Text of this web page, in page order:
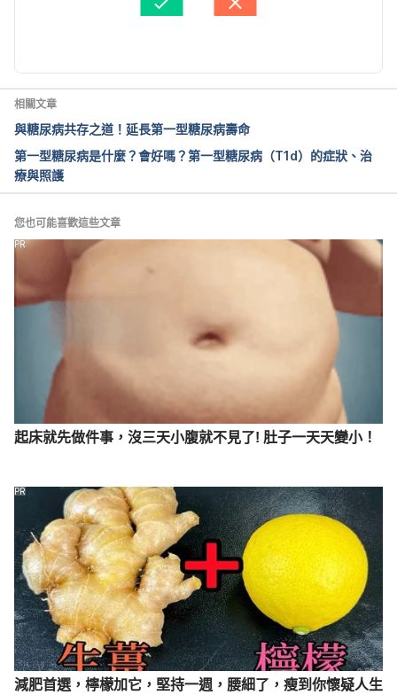
Accessed July 20, 2016.
http://www.webmd.com/diabetes/tc/diabetic-
ketoacidosis-dka-topic-overview. Accessed July
Diabetic ketoacidosis.
http://www.nhs.uk/Conditions/diabetic-
July 20, 2016.
相關文章
與糖尿病共存之道！延長第一型糖尿病壽命
第一型糖尿病是什麼？會好嗎？第一型糖尿病（T1d）的症狀、治
療與照護
您也可能喜歡這些文章
起床就先做件事，沒三天小腹就不見了! 肚子一天天變小！
PR
減肥首選，檸檬加它，堅持一週，腰細了，瘦到你懷疑人生
PR